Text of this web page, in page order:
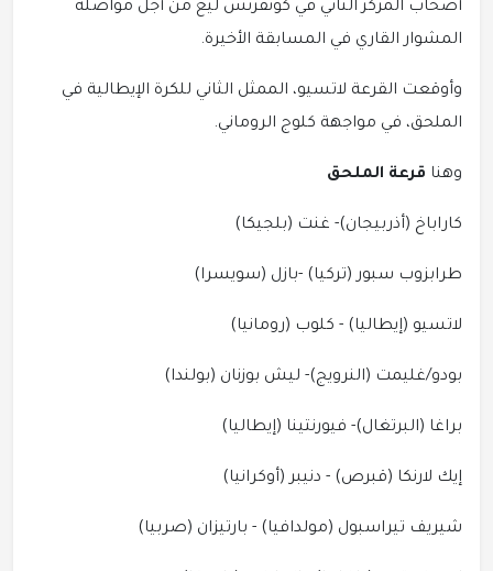
أصحاب المركز الثاني في كونفرنس ليغ من أجل مواصلة
المشوار القاري في المسابقة الأخيرة.
وأوقعت القرعة لاتسيو، الممثل الثاني للكرة الإيطالية في
الملحق، في مواجهة كلوج الروماني.
وهنا قرعة الملحق
كاراباخ (أذربيجان)- غنت (بلجيكا)
طرابزوب سبور (تركيا) -بازل (سويسرا)
لاتسيو (إيطاليا) - كلوب (رومانيا)
بودو/غليمت (النرويج)- ليش بوزنان (بولندا)
براغا (البرتغال)- فيورنتينا (إيطاليا)
إيك لارنكا (قبرص) - دنيبر (أوكرانيا)
شيريف تيراسبول (مولدافيا) - بارتيزان (صربيا)